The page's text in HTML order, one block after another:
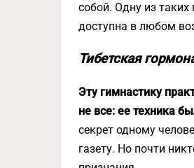
собой. Одну из
доступна в любом
Тибетская
Эту гимнастику
не все: ее техника
секрет одному
газету. Но почти